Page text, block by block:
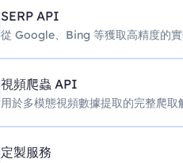
SERP API
從 Google、Bing 等獲取高精度的
視頻爬蟲 API
用於多模態視頻數據提取的完整爬取
定製服務